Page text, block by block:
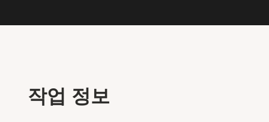
작업 정보